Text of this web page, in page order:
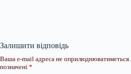
Залишити відповідь
Ваша e-mail адреса не оприлюднюватиметься.
позначені *